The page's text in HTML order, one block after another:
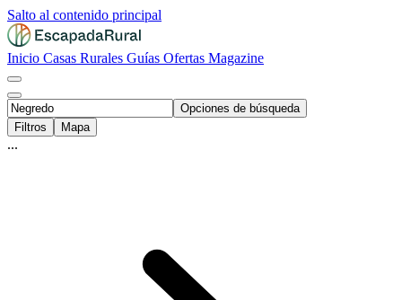
Salto al contenido principal
Inicio Casas Rurales Guías Ofertas Magazine
Opciones de búsqueda
Filtros
Mapa
...